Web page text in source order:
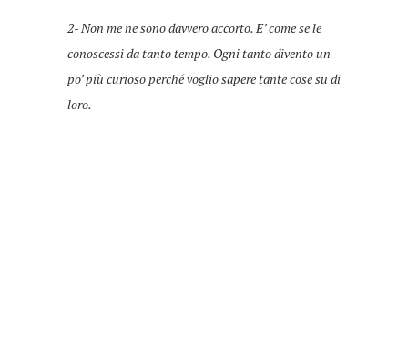
2- Non me ne sono davvero accorto. E’ come se le
conoscessi da tanto tempo. Ogni tanto divento un
po’ più curioso perché voglio sapere tante cose su di
loro.